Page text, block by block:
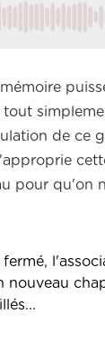
de ce
pour qu'on
nouveau